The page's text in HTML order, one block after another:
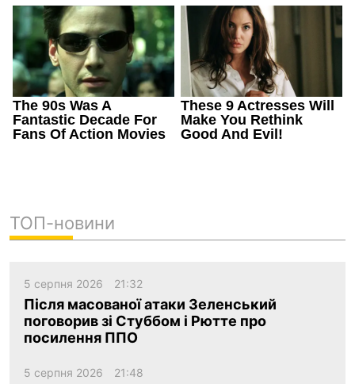
ТОП-новини
5 серпня 2026 21:32
Після масованої атаки Зеленський
поговорив зі Стуббом і Рютте про
посилення ППО
5 серпня 2026 21:48